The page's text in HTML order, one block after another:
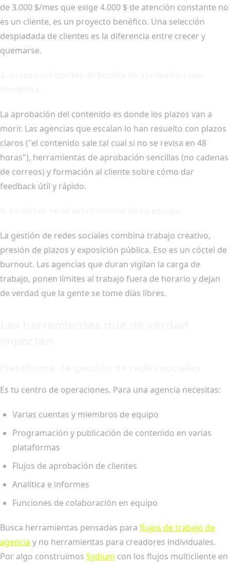
de 3.000 $/mes que exige 4.000 $ de atención constante no
es un cliente, es un proyecto benéfico. Una selección
despiadada de clientes es la diferencia entre crecer y
quemarse.
La aprobación del contenido es donde los plazos van a
morir. Las agencias que escalan lo han resuelto con plazos
claros ("el contenido sale tal cual si no se revisa en 48
horas"), herramientas de aprobación sencillas (no cadenas
de correos) y formación al cliente sobre cómo dar
feedback útil y rápido.
La gestión de redes sociales combina trabajo creativo,
presión de plazos y exposición pública. Eso es un cóctel de
burnout. Las agencias que duran vigilan la carga de
trabajo, ponen límites al trabajo fuera de horario y dejan
de verdad que la gente se tome días libres.
Es tu centro de operaciones. Para una agencia necesitas:
Varias cuentas y miembros de equipo
Programación y publicación de contenido en varias
plataformas
Flujos de aprobación de clientes
Analítica e informes
Funciones de colaboración en equipo
Busca herramientas pensadas para flujos de trabajo de
agencia y no herramientas para creadores individuales.
Por algo construimos Sydium con los flujos multicliente en